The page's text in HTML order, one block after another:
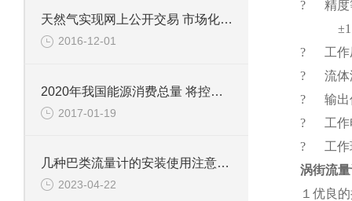
天然气实现网上公开交易 市场化改革再下一城
2016-12-01
2020年我国能源消费总量 将控制在50亿吨标准煤以内
2017-01-19
几种巴类流量计的安装使用注意事项
2023-04-22
? 精度
±1.5%
? 工作
? 流体
? 输出
? 工作
? 工作
涡街流
１优良